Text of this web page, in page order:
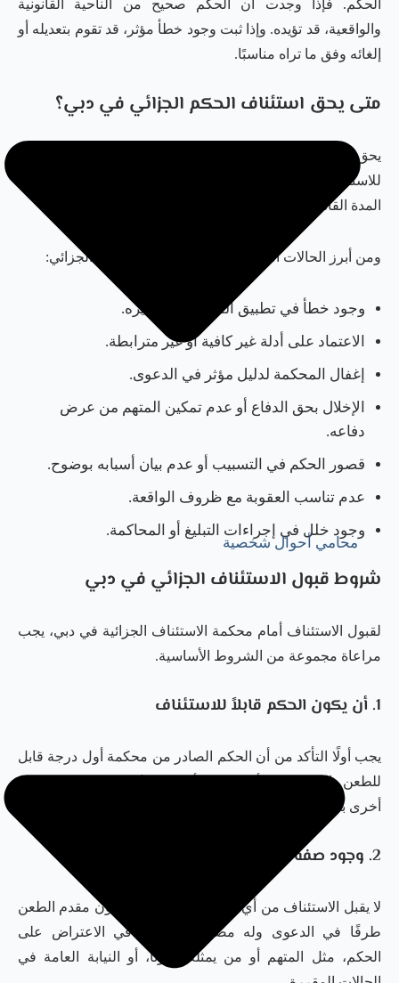
محامي أحوال شخصية
الحكم. فإذا وجدت أن الحكم صحيح من الناحية القانونية
والواقعية، قد تؤيده. وإذا ثبت وجود خطأ مؤثر، قد تقوم بتعديله أو
إلغائه وفق ما تراه مناسبًا.
متى يحق استئناف الحكم الجزائي في دبي؟
يحق تقديم
للاستئناف، وتم تقديم الطعن من صاحب صفة ومصلحة، وخلال
المدة القانونية المحددة.
ومن أبرز الحالات التي قد تستدعي استئناف الحكم الجزائي:
وجود خطأ في تطبيق القانون أو تفسيره.
الاعتماد على أدلة غير كافية أو غير مترابطة.
إغفال المحكمة لدليل مؤثر في الدعوى.
الإخلال بحق الدفاع أو عدم تمكين المتهم من عرض
دفاعه.
قصور الحكم في التسبيب أو عدم بيان أسبابه بوضوح.
عدم تناسب العقوبة مع ظروف الواقعة.
وجود خلل في إجراءات التبليغ أو المحاكمة.
شروط قبول الاستئناف الجزائي في دبي
لقبول الاستئناف أمام محكمة الاستئناف الجزائية في دبي، يجب
مراعاة مجموعة من الشروط الأساسية.
1. أن يكون الحكم قابلاً للاستئناف
يجب أولًا التأكد من أن الحكم الصادر من محكمة أول درجة قابل
للطعن بالاستئناف، لأن بعض الأحكام لا تُراجع إلا بطرق طعن
أخرى بحسب طبيعتها ومرحلتها.
2. وجود صفة ومصلحة للمستأنف
لا يقبل الاستئناف من أي شخص، بل يجب أن يكون مقدم الطعن
طرفًا في الدعوى وله مصلحة مباشرة في الاعتراض على
الحكم، مثل المتهم أو من يمثله قانونًا، أو النيابة العامة في